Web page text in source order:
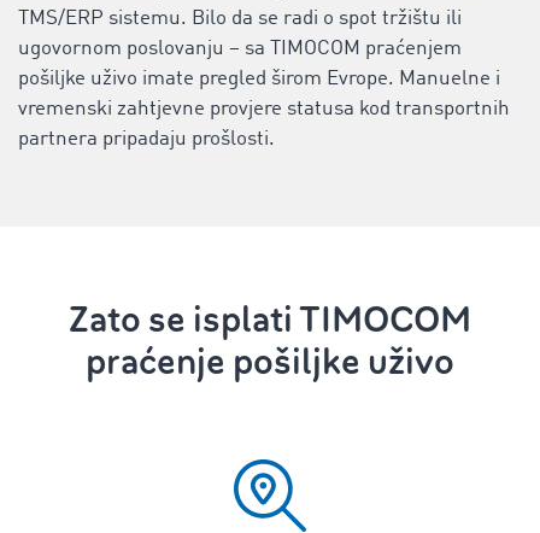
TMS/ERP sistemu. Bilo da se radi o spot tržištu ili
ugovornom poslovanju – sa TIMOCOM praćenjem
pošiljke uživo imate pregled širom Evrope. Manuelne i
vremenski zahtjevne provjere statusa kod transportnih
partnera pripadaju prošlosti.
Zato se isplati TIMOCOM
praćenje pošiljke uživo